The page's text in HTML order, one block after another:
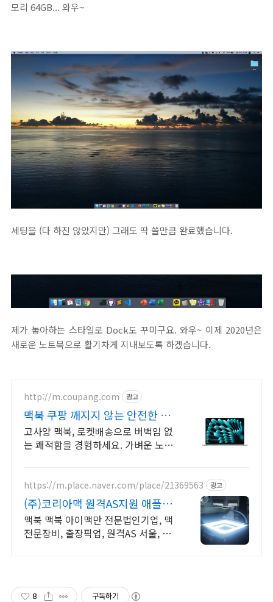
모리 64GB... 와우~
세팅을 (다 하진 않았지만) 그래도 딱 쓸만큼 완료했습니다.
제가 놓아하는 스타일로 Dock도 꾸미구요. 와우~ 이제 2020년은
새로운 노트북으로 활기차게 지내보도록 하겠습니다.
http://m.coupang.com 광고
맥북 쿠팡 깨지지 않는 안전한 배
송
고사양 맥북, 로켓배송으로 버벅임 없
는 쾌적함을 경험하세요. 가벼운 노트
https://m.place.naver.com/place/21369563 광고
(주)코리아맥 원격AS지원 애플정
식자격보유 신속출장점검
맥북 맥북 아이맥만 전문법인기업, 맥
전문장비, 출장픽업, 원격AS 서울, 경
8 구독하기